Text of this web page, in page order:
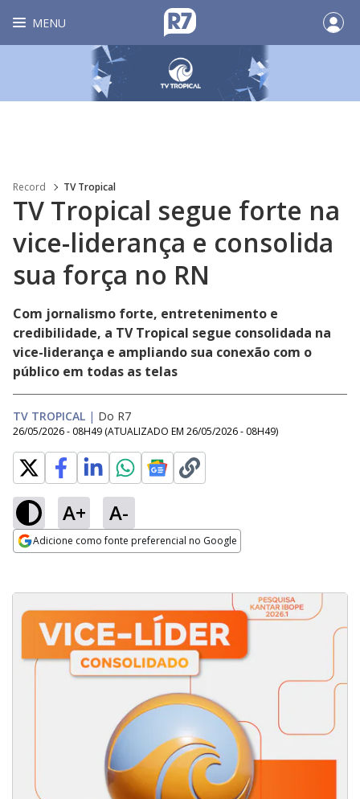
MENU
Record TV Tropical
TV Tropical segue forte na
vice-liderança e consolida
sua força no RN
Com jornalismo forte, entretenimento e
credibilidade, a TV Tropical segue consolidada na
vice-liderança e ampliando sua conexão com o
público em todas as telas
TV TROPICAL | Do R7
26/05/2026 - 08H49 (ATUALIZADO EM 26/05/2026 - 08H49)
A+ A-
Adicione como fonte preferencial no Google